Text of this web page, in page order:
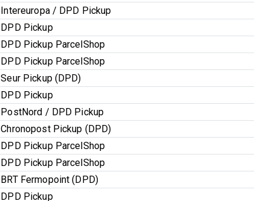
Intereuropa / DPD Pickup
DPD Pickup
DPD Pickup ParcelShop
DPD Pickup ParcelShop
Seur Pickup (DPD)
DPD Pickup
PostNord / DPD Pickup
Chronopost Pickup (DPD)
DPD Pickup ParcelShop
DPD Pickup ParcelShop
BRT Fermopoint (DPD)
DPD Pickup